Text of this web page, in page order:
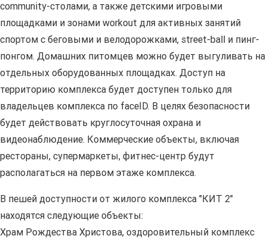
community-столами, а также детскими игровыми
площадками и зонами workout для активных занятий
спортом с беговыми и велодорожками, street-ball и пинг-
понгом. Домашних питомцев можно будет выгуливать на
отдельных оборудованных площадках. Доступ на
территорию комплекса будет доступен только для
владельцев комплекса по faceID. В целях безопасности
будет действовать круглосуточная охрана и
видеонаблюдение. Коммерческие объекты, включая
рестораны, супермаркеты, фитнес-центр будут
располагаться на первом этаже комплекса.
В пешей доступности от жилого комплекса "КИТ 2"
находятся следующие объекты:
Храм Рождества Христова, оздоровительный комплекс